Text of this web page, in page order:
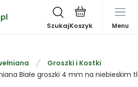
Szukaj Menu
Groszki i Kostki
Białe groszki 4 mm na niebieskim